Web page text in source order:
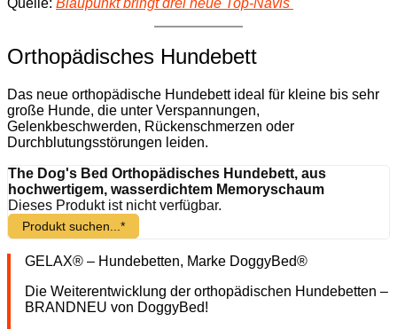
Orthopädisches Hundebett
Das neue orthopädische Hundebett ideal für kleine bis sehr
große Hunde, die unter Verspannungen,
Gelenkbeschwerden, Rückenschmerzen oder
Durchblutungsstörungen leiden.
The Dog's Bed Orthopädisches Hundebett, aus
hochwertigem, wasserdichtem Memoryschaum
Dieses Produkt ist nicht verfügbar.
Produkt suchen...*
GELAX® – Hundebetten, Marke DoggyBed®
Die Weiterentwicklung der orthopädischen Hundebetten –
BRANDNEU von DoggyBed!